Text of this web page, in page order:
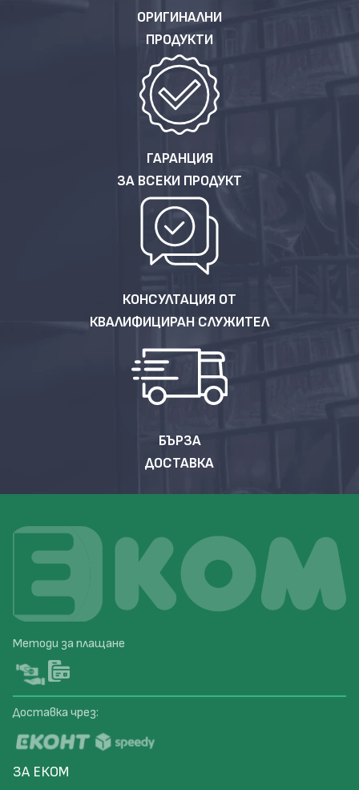
ОРИГИНАЛНИ
ПРОДУКТИ
ГАРАНЦИЯ
ЗА ВСЕКИ ПРОДУКТ
КОНСУЛТАЦИЯ ОТ
КВАЛИФИЦИРАН СЛУЖИТЕЛ
БЪРЗА
ДОСТАВКА
Методи за плащане
Доставка чрез:
ЗА ЕКОМ